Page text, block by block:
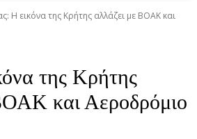
Η εικόνα της Κρήτης αλλάζει με ΒΟΑΚ και
της Κρήτης
και Αεροδρόμιο